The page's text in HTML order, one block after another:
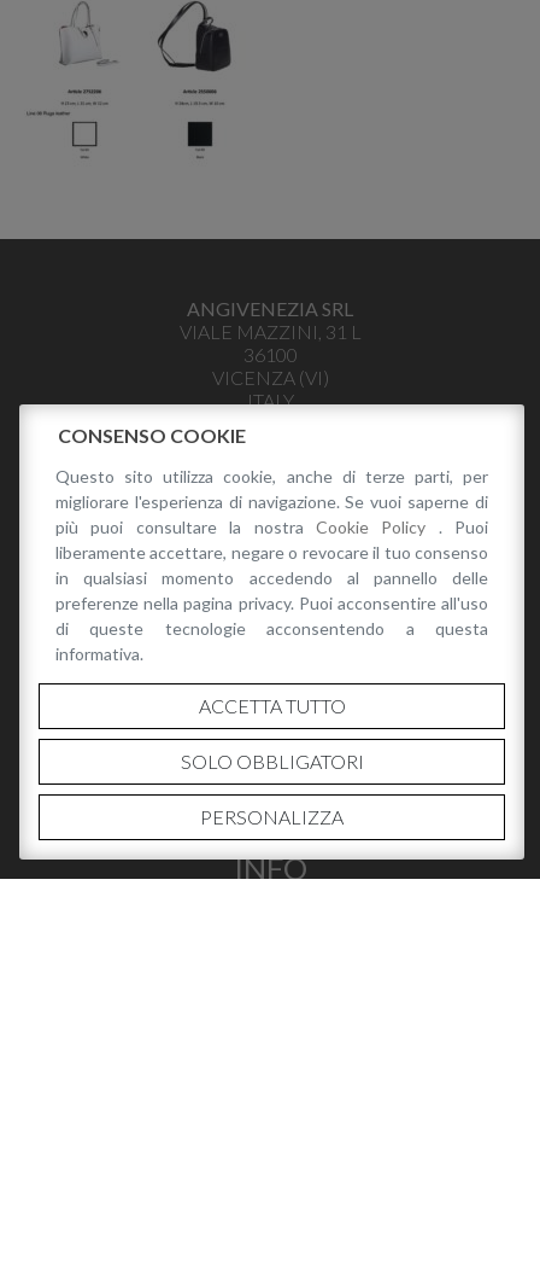
ANGIVENEZIA SRL
VIALE MAZZINI, 31 L
36100
VICENZA(VI)
ITALY
+39 328 441 3979
P.I. 04035400243
PRIVACY POLICY
CATALOGO RENATO ANGI PRIMAVERA/ESTATE 2026
INFO
CONSENSO COOKIE
Questo sito utilizza cookie, anche di terze parti, per
migliorare l'esperienza di navigazione. Se vuoi saperne di
più puoi consultare la nostra Cookie Policy . Puoi
liberamente accettare, negare o revocare il tuo consenso
in qualsiasi momento accedendo al pannello delle
preferenze nella pagina privacy. Puoi acconsentire all'uso
di queste tecnologie acconsentendo a questa
informativa.
ACCETTA TUTTO
SOLO OBBLIGATORI
PERSONALIZZA